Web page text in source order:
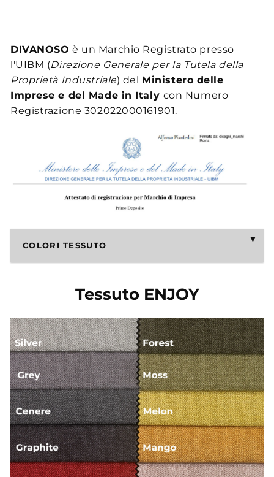
DIVANOSO è un Marchio Registrato presso
l'UIBM (Direzione Generale per la Tutela della
Proprietà Industriale) del
Ministero delle
Imprese e del Made in Italy con Numero
Registrazione 302022000161901.
COLORI TESSUTO
Tessuto ENJOY